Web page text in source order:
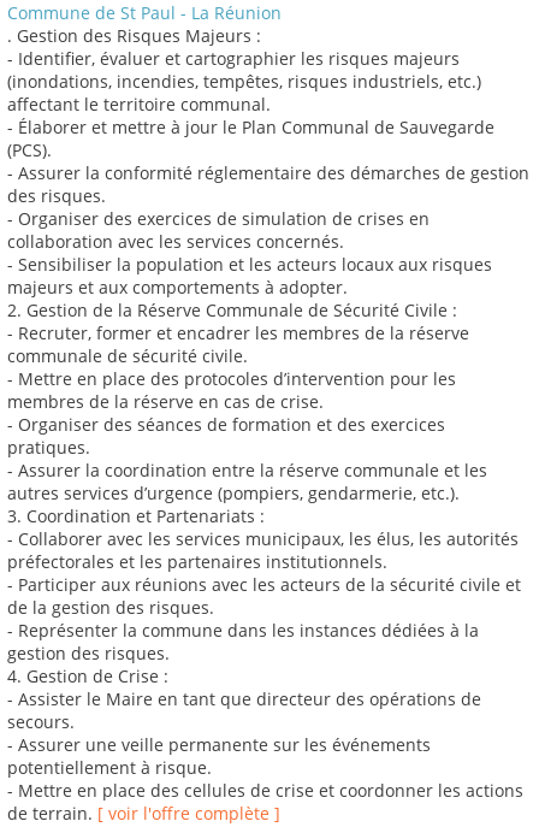
Commune de St Paul - La Réunion
. Gestion des Risques Majeurs :
- Identifier, évaluer et cartographier les risques majeurs
(inondations, incendies, tempêtes, risques industriels, etc.)
affectant le territoire communal.
- Élaborer et mettre à jour le Plan Communal de Sauvegarde
(PCS).
- Assurer la conformité réglementaire des démarches de gestion
des risques.
- Organiser des exercices de simulation de crises en
collaboration avec les services concernés.
- Sensibiliser la population et les acteurs locaux aux risques
majeurs et aux comportements à adopter.
2. Gestion de la Réserve Communale de Sécurité Civile :
- Recruter, former et encadrer les membres de la réserve
communale de sécurité civile.
- Mettre en place des protocoles d’intervention pour les
membres de la réserve en cas de crise.
- Organiser des séances de formation et des exercices
pratiques.
- Assurer la coordination entre la réserve communale et les
autres services d’urgence (pompiers, gendarmerie, etc.).
3. Coordination et Partenariats :
- Collaborer avec les services municipaux, les élus, les autorités
préfectorales et les partenaires institutionnels.
- Participer aux réunions avec les acteurs de la sécurité civile et
de la gestion des risques.
- Représenter la commune dans les instances dédiées à la
gestion des risques.
4. Gestion de Crise :
- Assister le Maire en tant que directeur des opérations de
secours.
- Assurer une veille permanente sur les événements
potentiellement à risque.
- Mettre en place des cellules de crise et coordonner les actions
de terrain. [ voir l'offre complète ]